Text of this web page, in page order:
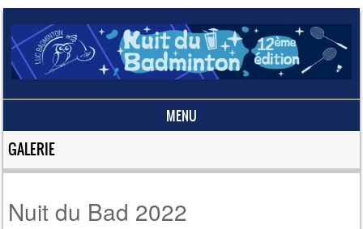
MENU
Skip to content
GALERIE
Nuit du Bad 2022